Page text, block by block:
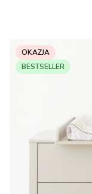
OKAZJA
BESTSELLER